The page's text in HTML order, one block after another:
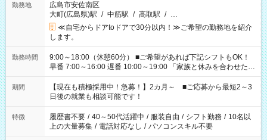
勤務地
広島市安佐南区
大町(広島県)駅 / 中筋駅 / 高取駅 / …
≪自宅からドアtoドアで30分以内！≫ご希望の勤務地を紹介
します。
勤務時間
9:00～18:00（休憩60分） ■ご希望があれば下記シフトもOK！
早番 7:00～16:00 遅番 10:00～19:00 「家族と休みを合わせた
い」 「余裕を持って夕飯の準備がしたい」 「できれば残業はし
たくない」 など、ご希望を教えてくださいね。 ※Wワーク希望
の方へ 今ご覧のお仕事で希望する勤務時間と、もう1つのお仕事
の勤務時間。 合計で週40時間を超える場合は応募できません。
期間
【現在も積極採用中！急募！】2カ月～ ■ご応募から最短2～3
日後の就業も相談可能です！
特徴 履歴書不要 / 40～50代活躍中 / 服装自由 / シフト勤務 / 10名以
上の大量募集 / 電話対応なし / パソコンスキル不要